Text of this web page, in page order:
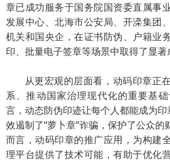
章已成功服务于国务院国资委直属事
发展中心、北海市公安局、开滦集团
机关和国央企，在证书防伪、户籍业
印、批量电子签章等场景中取得了显著
从更宏观的层面看，动码印章正
系、推动国家治理现代化的重要基
言，动态防伪印迹让每个人都能成为印
效遏制了“萝卜章”诈骗，保护了公众的
而言，动码印章的推广应用，为构建
理平台提供了技术可能，有助于优化